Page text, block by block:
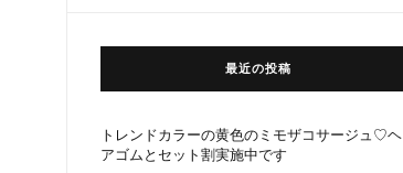
最近の投稿
トレンドカラーの黄色のミモザコサージュ♡ヘ
アゴムとセット割実施中です